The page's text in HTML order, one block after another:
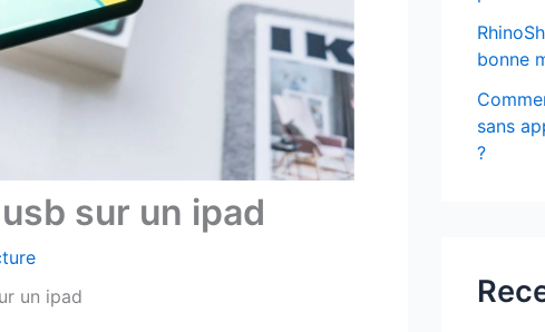
sur un ipad
un ipad
bonne
sans
?